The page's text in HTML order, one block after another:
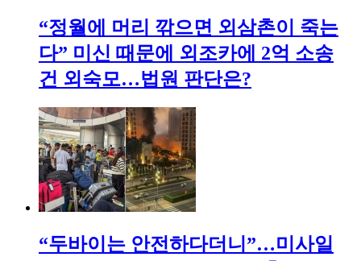
“정월에 머리 깎으면 외삼촌이 죽는
다” 미신 때문에 외조카에 2억 소송
건 외숙모…법원 판단은?
“두바이는 안전하다더니”…미사일